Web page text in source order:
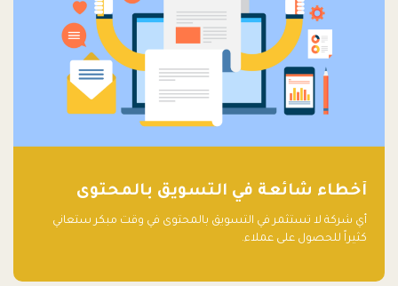
أخطاء شائعة في التسويق بالمحتوى
أي شركة لا تستثمر في التسويق بالمحتوى في وقت مبكر ستعاني
كثيراً للحصول على عملاء.